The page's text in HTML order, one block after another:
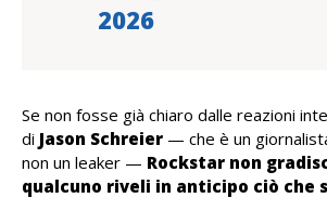
2026
Se non fosse già chiaro dalle reazioni
di Jason Schreier — che è un
non un leaker — Rockstar non
qualcuno riveli in anticipo ciò che